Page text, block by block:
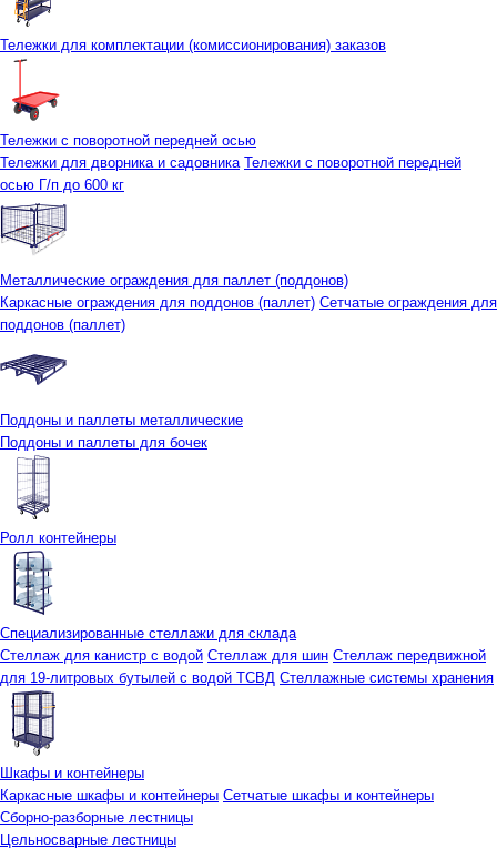
Тележки для комплектации (комиссионирования) заказов
Тележки с поворотной передней осью
Тележки для дворника и садовника Тележки с поворотной передней
осью Г/п до 600 кг
Металлические ограждения для паллет (поддонов)
Каркасные ограждения для поддонов (паллет) Сетчатые ограждения для
поддонов (паллет)
Поддоны и паллеты металлические
Поддоны и паллеты для бочек
Ролл контейнеры
Специализированные стеллажи для склада
Стеллаж для канистр с водой Стеллаж для шин Стеллаж передвижной
для 19-литровых бутылей с водой ТСВД Стеллажные системы хранения
Шкафы и контейнеры
Каркасные шкафы и контейнеры Сетчатые шкафы и контейнеры
Сборно-разборные лестницы
Цельносварные лестницы